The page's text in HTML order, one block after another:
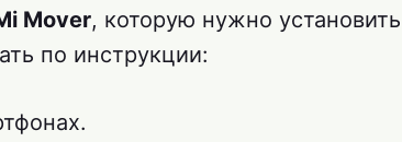
Mover, которую нужно установить
по инструкции: